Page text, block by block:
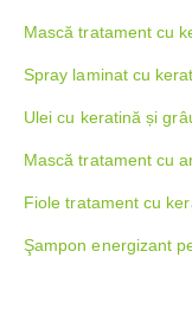
Mască tratament cu
Spray laminat cu
Ulei cu keratină și
Mască tratament cu
Fiole tratament cu
Şampon energizant